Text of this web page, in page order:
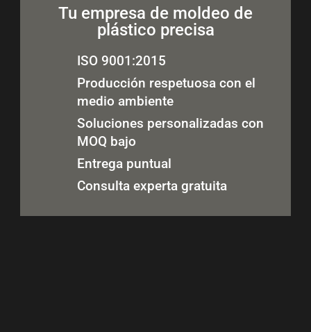
Tu empresa de moldeo de
plástico precisa
ISO 9001:2015
Producción respetuosa con el
medio ambiente
Soluciones personalizadas con
MOQ bajo
Entrega puntual
Consulta experta gratuita